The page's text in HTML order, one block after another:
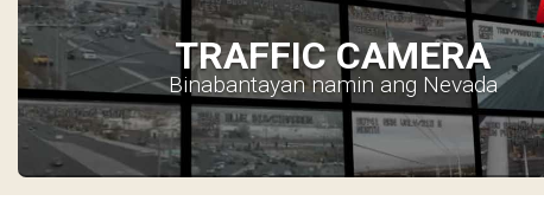
TRAFFIC CAMERA
Binabantayan namin ang Nevada